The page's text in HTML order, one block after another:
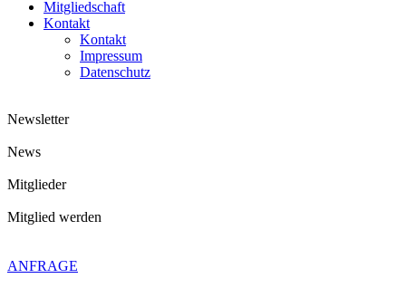
Mitgliedschaft
Kontakt
Kontakt
Impressum
Datenschutz
Newsletter
News
Mitglieder
Mitglied werden
ANFRAGE